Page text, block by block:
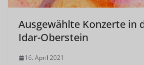
Ausgewählte Konzerte in
Idar-Oberstein
16. April 2021